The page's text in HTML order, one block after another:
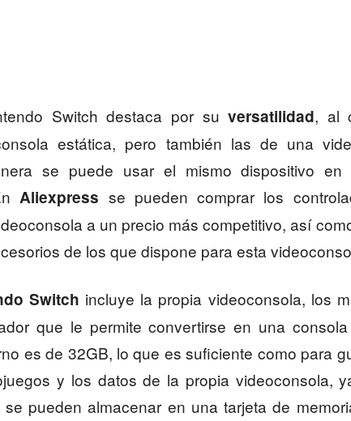
Switch destaca por suversatilidad, al
estática, pero también las de una
se puede usar el mismo dispositivo en
Aliexpress se pueden comprar los
a un precio más competitivo, así
de los que dispone para esta
Switch incluye la propia videoconsola, los
que le permite convertirse en una
es de 32GB, lo que es suficiente como para
y los datos de la propia videoconsola,
pueden almacenar en una tarjeta de